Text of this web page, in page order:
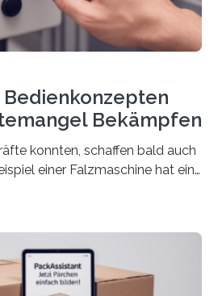
Bekämpfen
konnten, schaffen bald auch
einer Falzmaschine hat ein
so sehr vereinfacht,
Methodik lässt sich auf alle
Eine Falzmaschine
für echte Profis. Eine solche